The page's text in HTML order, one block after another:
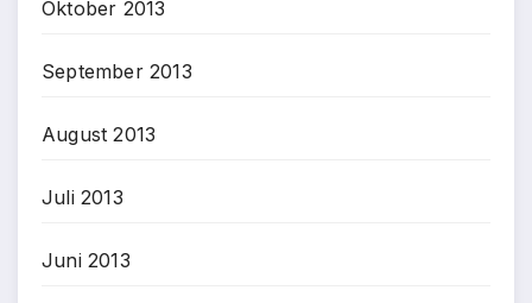
Oktober 2013
September 2013
August 2013
Juli 2013
Juni 2013